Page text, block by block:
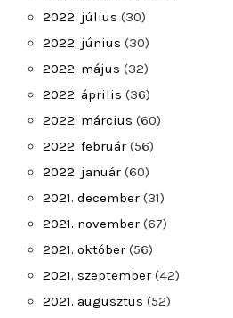
2022. július (30)
2022. június (30)
2022. május (32)
2022. április (36)
2022. március (60)
2022. február (56)
2022. január (60)
2021. december (31)
2021. november (67)
2021. október (56)
2021. szeptember (42)
2021. augusztus (52)